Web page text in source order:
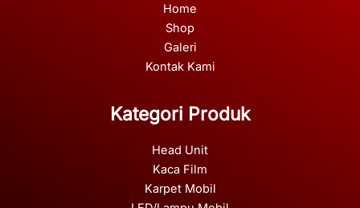
Home
Shop
Galeri
Kontak Kami
Kategori Produk
Head Unit
Kaca Film
Karpet Mobil